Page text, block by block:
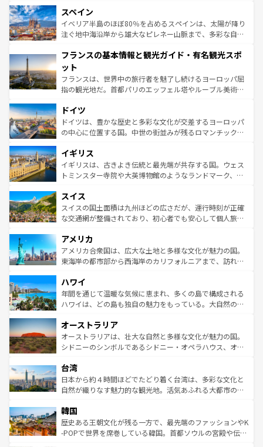
ろん、トスカーナの美しい田園風景やアマルフィ海岸の絶
景など、自然景観も見逃せない。観光の合間には、本場の
ピザやパスタなど、絶品のイタリア料理を堪能することも
ませてくれるイタリアで、忘れられない旅をしてみよう！
なお、新着のイタリア情報は
しい。
スペイン
イベリア半島のほぼ80％を占めるスペインは、太陽が降り
注ぐ地中海沿岸から雄大なピレネー山脈まで、多彩な自然
文化が根付くこの国では、情熱的なフラメンコ、熱気あふ
れる闘牛、そして美味しいタパスが生活の一部となってい
る。首都マドリードの洗練された雰囲気や、バルセロナの
アートに溢れた街角から、地方では古代ローマ遺跡や中世
せる。地方によって風土や気候が異なるスペインはその個
性で訪れる人を魅了する。 なお、新着のスペイン情報は コ
ンテンツ一覧を参照してほしい。
フランスの基本情報と観光ガイド・有名観光スポ
ット
フランスは、世界中の旅行者を魅了し続けるヨーロッパ屈
指の観光地だ。首都パリのエッフェル塔やルーブル美術館
で、幅広い魅力が詰まっている。華麗な宮殿、歴史的な大
聖堂、美しいビーチ、そして豊かな自然が、訪れる者を心
から魅了する。また、フランスは美食の国としても知ら
いる。シャンパンの発祥地であるランス、プロヴァンスの
香り高いラベンダー畑など、多彩な楽しみ方が可能だ。さ
らに、パリ以外の地域にも魅力が溢れており、どの街角に
れる地方に足を運ぶとそれぞれで全く異なる文化を体験で
きるだろう。 なお、新着のフランス情報はコンテンツ一覧
を参照してほしい。
ドイツ
ドイツは、豊かな歴史と多彩な文化が交差するヨーロッパ
の中心に位置する国。中世の街並みが残るロマンチック街
顔を持つこの国は、どこを歩いても飽きることがない。ベ
ルリンの文化的活気、バイエルン州のアルプスの絶景、そ
してライン川沿いのワイン畑といった風景は必見。ビール
は、お酒好きな人にはぜひ体験してほしい。 なお、新着の
ドイツ情報はコンテンツ一覧を参照してほしい。
イギリス
イギリスは、古きよき伝統と最先端が共存する国。ウェス
トミンスター寺院や大英博物館のようなランドマーク、歴
リアごとに異なる魅力がある。また、優雅なアフタヌーン
ティー、ビール好きにはたまらない英国パブ、サッカー観
戦など、本場だからこそできる体験も豊富。イギリスを旅
ンツ一覧を参照してほしい。
スイス
スイスの国土面積は九州ほどの広さだが、運行時刻が正確
な交通網が整備されており、初心者でも安心して個人旅行
の建物がそのまま残る町や、スイスならではのユニークな
博物館もあり、アルプス観光だけでなく町歩きも満喫する
ことができる。国民の所得が高いため物価も高いが、旅行
ば市内交通費無料で観光を楽しむこともできる。 なお、新
着のスイス情報はコンテンツ一覧 を参照してほしい。
アメリカ
アメリカ合衆国は、広大な土地と多様な文化が魅力の国。
東海岸の都市部から西海岸のカリフォルニアまで、訪れる
のような巨大都市は、観光、ショッピング、エンターテイ
ンメントが詰まった刺激的なスポットだ。一方、アメリカ
西部には大自然が広がり、グランドキャニオンやイエロー
部のニューオーリンズでは、音楽と美食が融合した独特の
文化が魅力。旅行者はアメリカの各地域で異なる魅力を楽
しみながら、その多様性と豊かな歴史を感じることができ
ならではの贅沢な旅のスタイルだ。 なお、新着のアメリカ
情報はコンテンツ一覧を参照してほしい。
ハワイ
年間を通じて温暖な気候に恵まれ、多くの島で構成される
ハワイは、どの島も独自の魅力をもっている。大自然の神
ワイ島は見逃せない。また、定番の観光地といえばオアフ
島だが、静かな自然を求めるならマウイ島やカウアイ島が
おすすめ。エメラルドグリーンに輝く海をはじめ、豊かな
れるおもてなしの心で訪れる人々を迎えてくれるハワイの
人々、おいしいローカルフードやハワイアンミュージッ
ク、伝統的なフラダンスなど、すべてがハワイの魅力を彩
ワイを、存分に味わってほしい。 なお、新着のハワイ情報
はコンテンツ一覧を参照してほしい。
オーストラリア
オーストラリアは、壮大な自然と多様な文化が魅力の国。
シドニーのシンボルであるシドニー・オペラハウス、オー
リアリーフや大陸中央部にそびえるウルル（エアーズロッ
ク）、タスマニアの美しい原生林やケアンズの熱帯雨林な
ど、見どころがたくさん。また、カフェやワイン、オージ
いる。アクティビティも充実しており、サーフィンやダイ
ビング、ハイキングなど、アウトドア好きにはたまらな
い。オーストラリアの多彩な魅力を存分に味わいつくそ
台湾
日本から約４時間ほどでたどり着く台湾は、多彩な文化と
自然が織りなす魅力的な観光地。活気あふれる大都市の台
ン）、静ひつな山岳地帯である台湾東部など、都市の喧騒
と山間の静けさが共存しており、訪れる人に新しい発見と
驚きをもたらしてくれる。また、奥深い台湾の食文化も魅
韓国
歴史ある王朝文化が残る一方で、最先端のファッションやK
-POPで世界を席巻している韓国。首都ソウルの宮殿や伝統